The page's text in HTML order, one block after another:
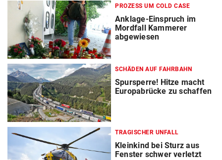
PROZESS UM COLD CASE
Anklage-Einspruch im
Mordfall Kammerer
abgewiesen
SCHÄDEN AUF FAHRBAHN
Spursperre! Hitze macht
Europabrücke zu schaffen
TRAGISCHER UNFALL
Kleinkind bei Sturz aus
Fenster schwer verletzt